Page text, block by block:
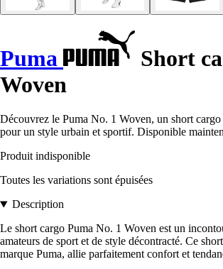
Puma
Short
Woven
Découvrez le Puma No. 1 Woven, un short cargo
pour un style urbain et sportif. Disponible
Produit indisponible
Toutes les variations sont épuisées
Description
Le short cargo Puma No. 1 Woven est un
amateurs de sport et de style décontracté. Ce
marque Puma, allie parfaitement confort et